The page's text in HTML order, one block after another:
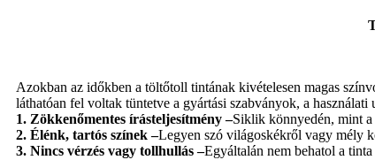
Azokban az időkben a töltőtoll tintának kivételesen magas
láthatóan fel voltak tüntetve a gyártási szabványok, a
1. Zökkenőmentes írásteljesítmény –Siklik könnyedén, mint
2. Élénk, tartós színek –Legyen szó világoskékről vagy mély
3. Nincs vérzés vagy tollhullás –Egyáltalán nem behatol a